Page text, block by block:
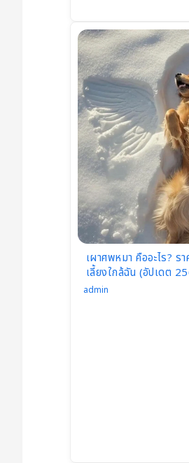
เผาศพหมา คืออะไร? ร
เลี้ยงใกล้ฉัน (อัปเดต
admin